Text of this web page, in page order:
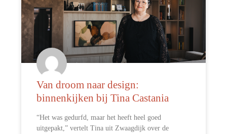
Van droom naar design:
binnenkijken bij Tina Castania
“Het was gedurfd, maar het heeft heel goed
uitgepakt,” vertelt Tina uit Zwaagdijk over de